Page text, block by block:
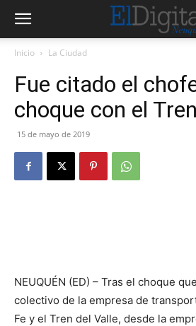
Inicio La Ciudad
Fue citado el
choque con el
15 de mayo de 2019
NEUQUÉN (ED) – Tras el choque
colectivo de la empresa de
Fe y el Tren del Valle, desde la